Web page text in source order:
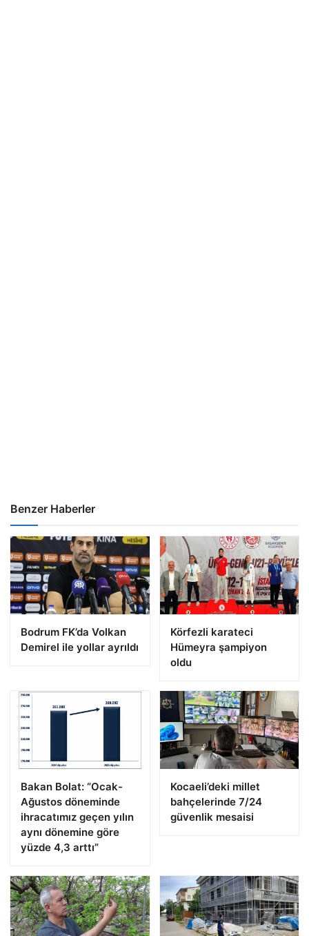
Benzer Haberler
Bodrum FK’da Volkan
Demirel ile yollar ayrıldı
Körfezli karateci
Hümeyra şampiyon
oldu
Bakan Bolat: “Ocak-
Ağustos döneminde
ihracatımız geçen yılın
aynı dönemine göre
yüzde 4,3 arttı”
Kocaeli’deki millet
bahçelerinde 7/24
güvenlik mesaisi